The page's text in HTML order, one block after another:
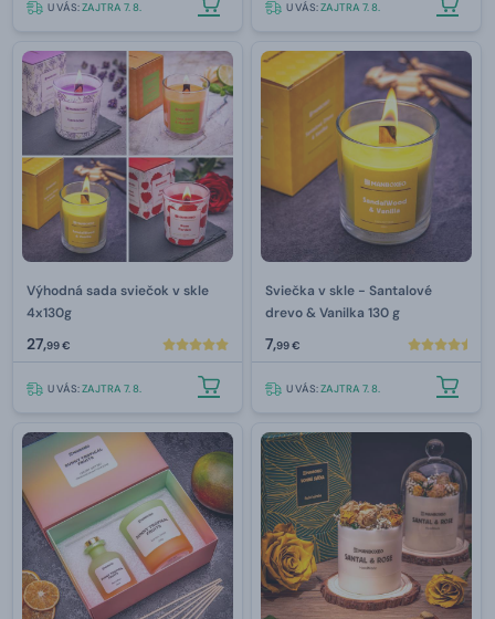
U VÁS:ZAJTRA 7. 8. U VÁS:ZAJTRA 7. 8.
Výhodná sada sviečok v skle
4x130g
27,99 €
U VÁS:ZAJTRA 7. 8.
Sviečka v skle - Santalové
drevo & Vanilka 130 g
7,99 €
U VÁS:ZAJTRA 7. 8.